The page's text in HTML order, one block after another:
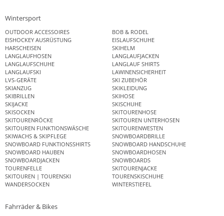
Wintersport
OUTDOOR ACCESSOIRES
BOB & RODEL
EISHOCKEY AUSRÜSTUNG
EISLAUFSCHUHE
HARSCHEISEN
SKIHELM
LANGLAUFHOSEN
LANGLAUFJACKEN
LANGLAUFSCHUHE
LANGLAUF SHIRTS
LANGLAUFSKI
LAWINENSICHERHEIT
LVS-GERÄTE
SKI ZUBEHÖR
SKIANZUG
SKIKLEIDUNG
SKIBRILLEN
SKIHOSE
SKIJACKE
SKISCHUHE
SKISOCKEN
SKITOURENHOSE
SKITOURENRÖCKE
SKITOUREN UNTERHOSEN
SKITOUREN FUNKTIONSWÄSCHE
SKITOURENWESTEN
SKIWACHS & SKIPFLEGE
SNOWBOARDBRILLE
SNOWBOARD FUNKTIONSSHIRTS
SNOWBOARD HANDSCHUHE
SNOWBOARD HAUBEN
SNOWBOARDHOSEN
SNOWBOARDJACKEN
SNOWBOARDS
TOURENFELLE
SKITOURENJACKE
SKITOUREN | TOURENSKI
TOURENSKISCHUHE
WANDERSOCKEN
WINTERSTIEFEL
Fahrräder & Bikes